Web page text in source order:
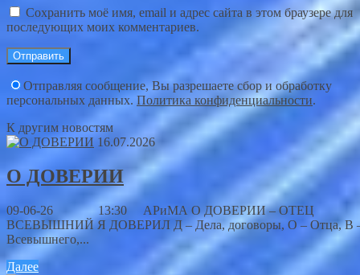
Сохранить моё имя, email и адрес сайта в этом браузере для
последующих моих комментариев.
Отправляя сообщение, Вы разрешаете сбор и обработку
персональных данных. Политика конфиденциальности.
К другим новостям
16.07.2026
О ДОВЕРИИ
09-06-26 13:30 АРиМА О ДОВЕРИИ – ОТЕЦ
ВСЕВЫШНИЙ Я ДОВЕРИЛ Д – Дела, договоры, О – Отца, В
Всевышнего,...
Далее